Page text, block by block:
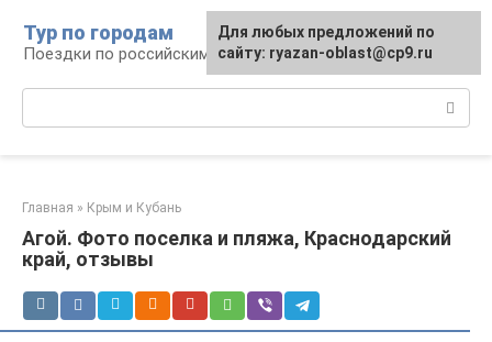
контенту
Тур по городам
Поездки по российским городам
Главная » Крым и Кубань
Агой. Фото поселка и пляжа, Краснодарский
край, отзывы
Для любых предложений по
сайту: ryazan-oblast@cp9.ru